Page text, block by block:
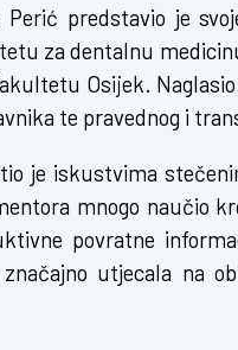
predstavio je
za dentalnu
Osijek.
te pravednog i
je iskustvima
mnogo naučio
povratne
utjecala na